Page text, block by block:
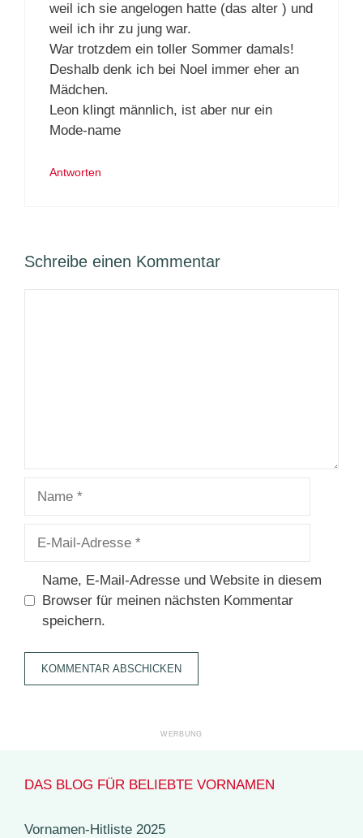
weil ich sie angelogen hatte (das alter ) und
weil ich ihr zu jung war.
War trotzdem ein toller Sommer damals!
Deshalb denk ich bei Noel immer eher an
Mädchen.
Leon klingt männlich, ist aber nur ein
Mode-name
Antworten
Schreibe einen Kommentar
Adresse
Name, E-Mail-Adresse und Website in diesem
Browser für meinen nächsten Kommentar
speichern.
DAS BLOG FÜR BELIEBTE VORNAMEN
Vornamen-Hitliste 2025